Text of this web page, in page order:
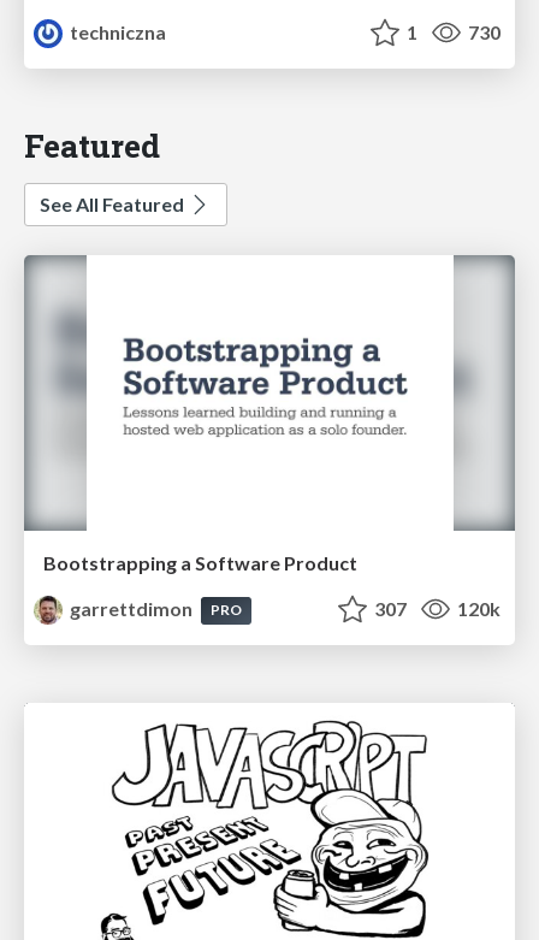
techniczna
1 730
Featured
See All Featured
Bootstrapping a Software Product
garrettdimon
PRO 307 120k